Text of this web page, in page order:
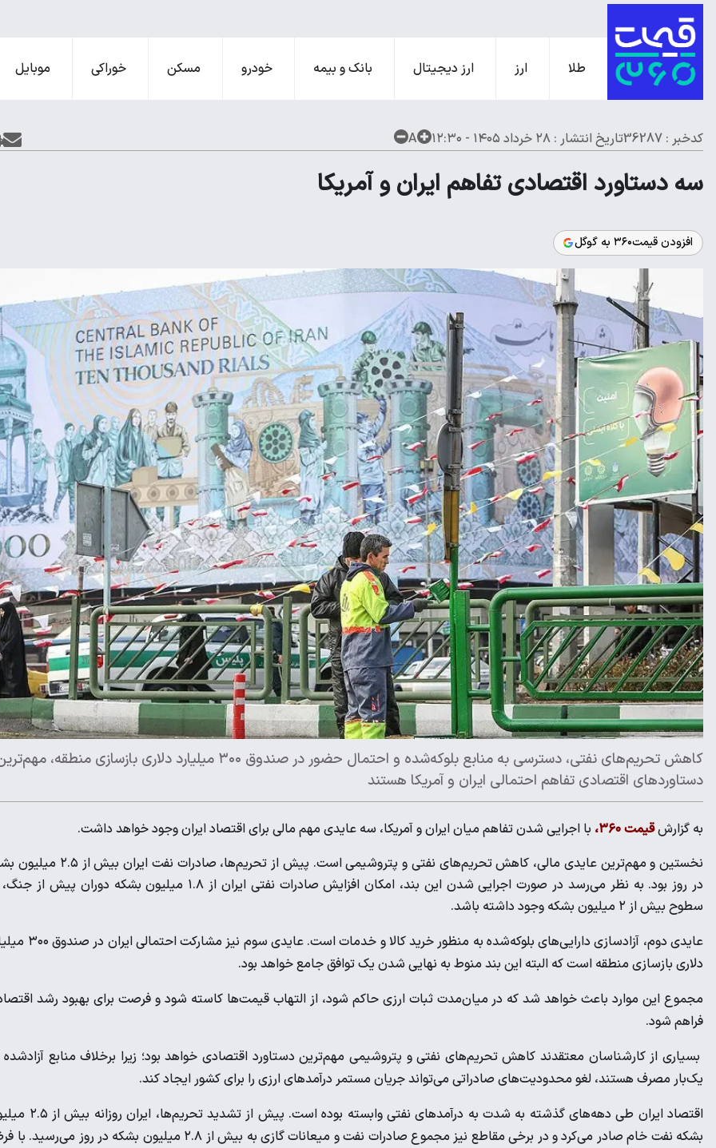
طلا ارز ارز دیجیتال بانک و بیمه خودرو مسکن خوراکی موبایل
کدخبر : 36287 تاریخ انتشار : ۲۸ خرداد ۱۴۰۵ - ۱۲:۳۰ A
سه دستاورد اقتصادی تفاهم ایران و آمریکا
افزودن قیمت۳۶۰ به گوگل
کاهش تحریم‌های نفتی، دسترسی به منابع بلوکه‌شده و احتمال حضور در صندوق ۳۰۰ میلیارد دلاری بازسازی منطقه،
دستاوردهای اقتصادی تفاهم احتمالی ایران و آمریکا هستند
به گزارشقیمت ۳۶۰،
با اجرایی شدن تفاهم میان ایران و آمریکا، سه عایدی مهم مالی برای اقتصاد ایران وجود خواهد داشت.
نخستین و مهم‌ترین عایدی مالی، کاهش تحریم‌های نفتی و پتروشیمی است. پیش از تحریم‌ها، صادرات نفت
در روز بود. به نظر می‌رسد در صورت اجرایی شدن این بند، امکان افزایش صادرات نفتی ایران از ۱.۸ میلیون بشکه دوران پیش
سطوح بیش از ۲ میلیون بشکه وجود داشته باشد.
عایدی دوم، آزادسازی دارایی‌های بلوکه‌شده به منظور خرید کالا و خدمات
دلاری بازسازی منطقه است که البته این بند منوط به نهایی شدن یک توافق جامع خواهد بود.
مجموع این موارد باعث خواهد شد که در میان‌مدت ثبات ارزی حاکم شود، از التهاب قیمت‌ها کاسته شود و فرصت برای بهبود رشد
فراهم شود.
بسیاری از کارشناسان معتقدند کاهش تحریم‌های نفتی و پتروشیمی مهم‌ترین دستاورد اقتصادی خواهد بود؛ زیرا برخلاف منابع آزادشده
یک‌بار مصرف هستند، لغو محدودیت‌های صادراتی می‌تواند جریان مستمر درآمدهای ارزی را برای کشور ایجاد کند.
اقتصاد ایران طی دهه‌های گذشته به شدت به درآمدهای نفتی وابسته بوده
بشکه نفت خام صادر می‌کرد و در برخی مقاطع نیز مجموع صادرات نفت و میعانات گازی به بیش از ۲.۸ میلیون بشکه در روز